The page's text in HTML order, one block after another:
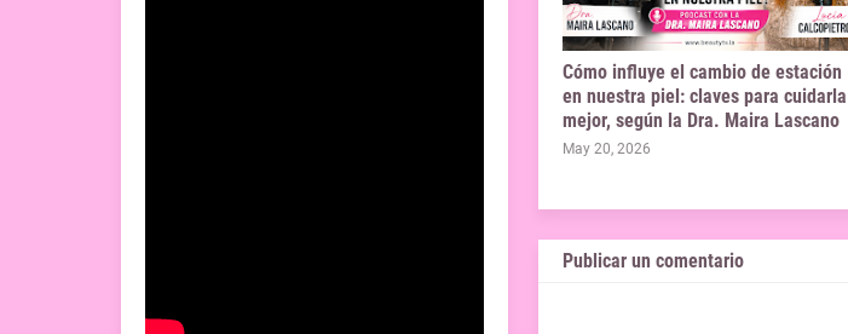
Cómo influye el cambio de estación
en nuestra piel: claves para cuidarla
mejor, según la Dra. Maira Lascano
May 20, 2026
Publicar un comentario